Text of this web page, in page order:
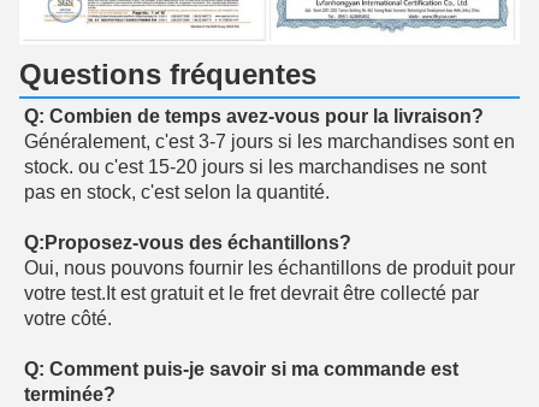
Questions fréquentes
Q: Combien de temps avez-vous pour la livraison?
Généralement, c'est 3-7 jours si les marchandises sont en
stock. ou c'est 15-20 jours si les marchandises ne sont
pas en stock, c'est selon la quantité.
Q:Proposez-vous des échantillons?
Oui, nous pouvons fournir les échantillons de produit pour
votre test.It est gratuit et le fret devrait être collecté par
votre côté.
Q: Comment puis-je savoir si ma commande est
terminée?